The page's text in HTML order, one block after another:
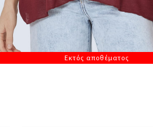
Εκτός αποθέματος